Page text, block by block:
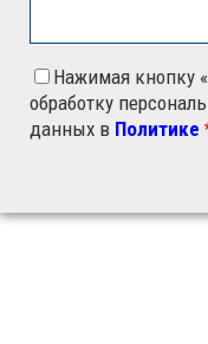
Нажимая кнопку
обработку
данных в Политике